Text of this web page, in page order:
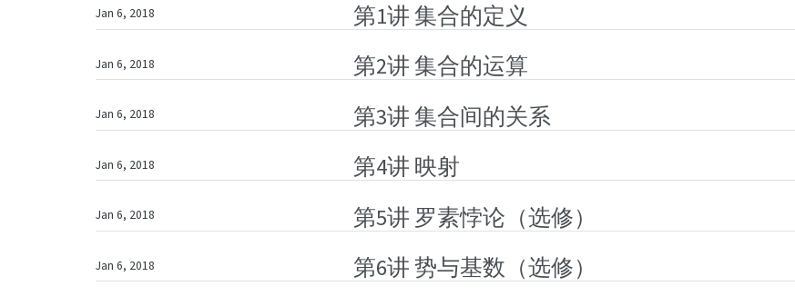
第1讲 集合的定义
Jan 6, 2018
第2讲 集合的运算
Jan 6, 2018
第3讲 集合间的关系
Jan 6, 2018
第4讲 映射
Jan 6, 2018
第5讲 罗素悖论（选修）
Jan 6, 2018
第6讲 势与基数（选修）
Jan 6, 2018